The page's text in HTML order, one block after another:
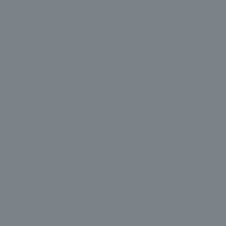
Clásica Cóctel 150